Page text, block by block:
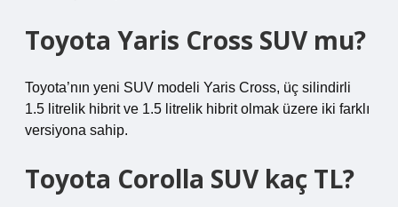
Toyota Yaris Cross SUV mu?
Toyota’nın yeni SUV modeli Yaris Cross, üç silindirli
1.5 litrelik hibrit ve 1.5 litrelik hibrit olmak üzere iki farklı
versiyona sahip.
Toyota Corolla SUV kaç TL?